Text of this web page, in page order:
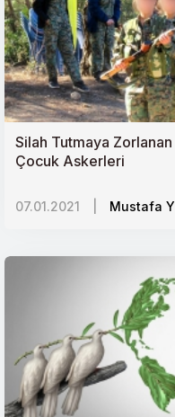
Silah Tutmaya
Çocuk Askerleri
07.01.2021 Mustafa